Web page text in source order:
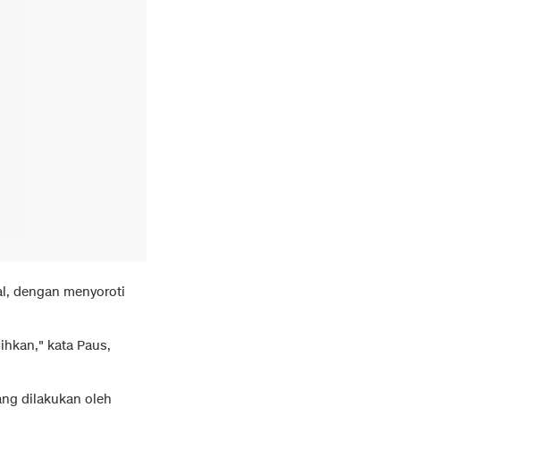
dengan menyoroti
kata Paus,
dilakukan oleh